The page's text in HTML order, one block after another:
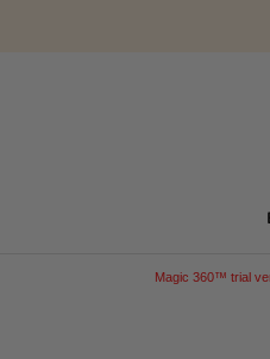
Magic 360™ trial